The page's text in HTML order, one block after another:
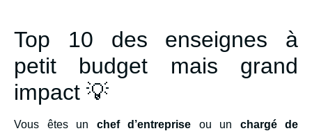
Top 10 des enseignes à
petit budget mais grand
impact 💡
Vous êtes un chef d’entreprise ou un chargé de